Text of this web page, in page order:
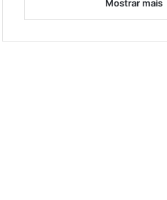
Mostrar mais